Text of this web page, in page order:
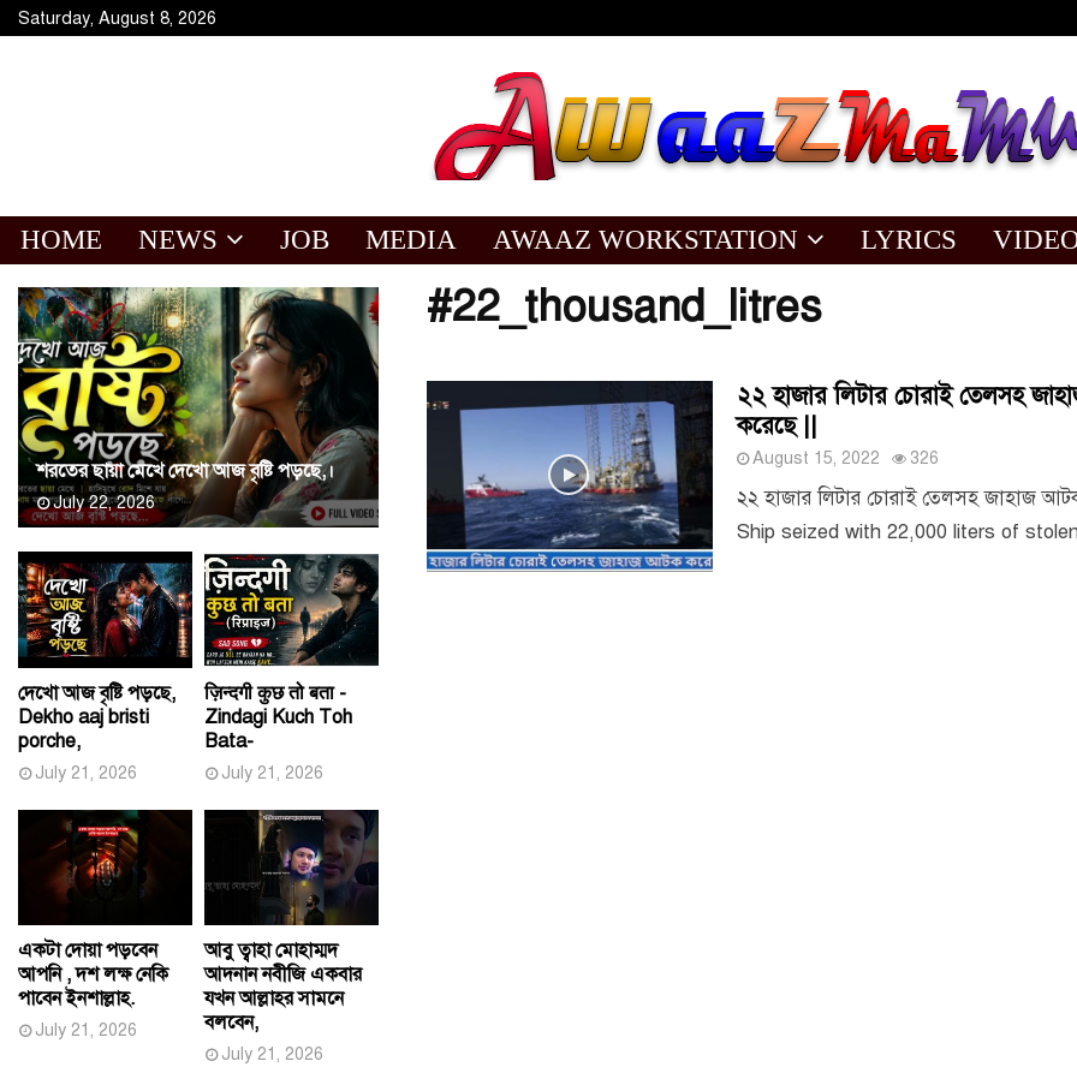
Saturday, August 8, 2026
HOME NEWS JOB MEDIA AWAAZ WORKSTATION LYRICS
#22_thousand_litres
২২ হাজার লিটার চোরাই তেলসহ
করেছে ||
August 15, 2022 326
২২ হাজার লিটার চোরাই তেলসহ জাহাজ
Ship seized with 22,000 liters of
শরতের ছায়া মেখে দেখো আজ বৃষ্টি পড়ছে,।
July 22, 2026
দেখো আজ বৃষ্টি পড়ছে,
Dekho aaj bristi
porche,
July 21, 2026
ज़िन्दगी कुछ तो बता -
Zindagi Kuch Toh
Bata-
July 21, 2026
একটা দোয়া পড়বেন
আপনি , দশ লক্ষ নেকি
পাবেন ইনশাল্লাহ.
July 21, 2026
আবু ত্বাহা মোহাম্মদ
আদনান নবীজি একবার
যখন আল্লাহর সামনে
বলবেন,
July 21, 2026